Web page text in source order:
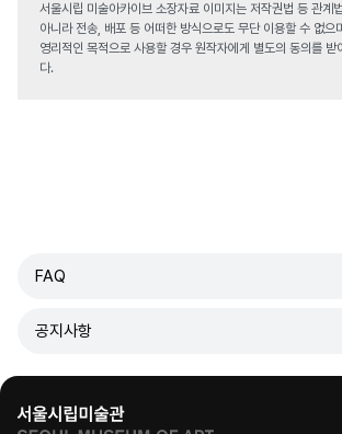
서울시립 미술아카이브 소장자료 이미지는 저작권법 등 관계
아니라 전송, 배포 등 어떠한 방식으로도 무단 이용할 수 없으
영리적인 목적으로 사용할 경우 원작자에게 별도의 동의를 받
다.
FAQ
공지사항